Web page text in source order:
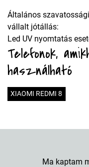
Általános
vállalt jótállás:
Led UV nyomtatás
Telefonok,
használható
XIAOMI REDMI 8
Ma kaptam